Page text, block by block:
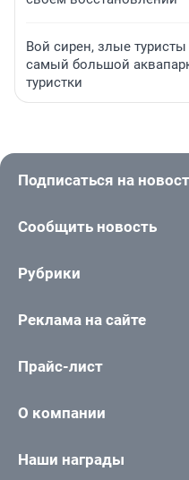
Вой сирен, злые туристы
самый большой
туристки
Подписаться на
Сообщить новость
Рубрики
Реклама на сайте
Прайс-лист
О компании
Наши награды